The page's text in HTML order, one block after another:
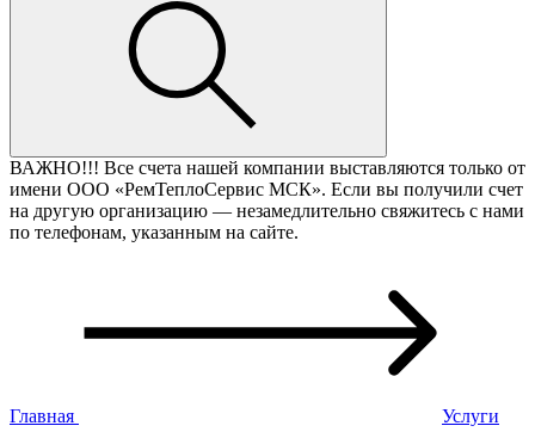
ВАЖНО!!! Все счета нашей компании выставляются только от
имени ООО «РемТеплоСервис МСК». Если вы получили счет
на другую организацию — незамедлительно свяжитесь с нами
по телефонам, указанным на сайте.
Главная Услуги